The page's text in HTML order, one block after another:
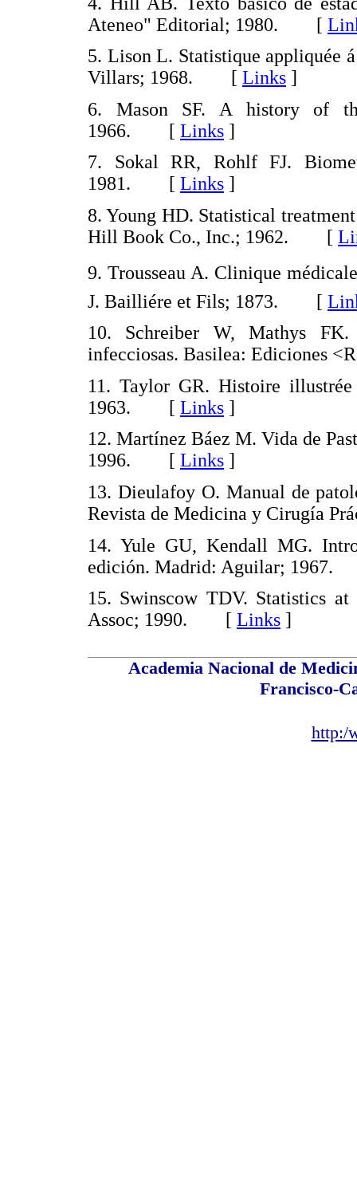
Ateneo" Editorial; 1980. [
5. Lison L. Statistique appliquée
Villars; 1968. [ Links ]
6. Mason SF. A history of
1966. [ Links ]
7. Sokal RR, Rohlf FJ.
1981. [ Links ]
8. Young HD. Statistical
Hill Book Co., Inc.; 1962. [
9. Trousseau A. Clinique
J. Bailliére et Fils; 1873. [
10. Schreiber W, Mathys
infecciosas. Basilea:
11. Taylor GR. Histoire
1963. [ Links ]
12. Martínez Báez M. Vida de
1996. [ Links ]
13. Dieulafoy O. Manual de
Revista de Medicina y Cirugía
14. Yule GU, Kendall MG.
edición. Madrid: Aguilar;
15. Swinscow TDV. Statistics
Assoc; 1990. [ Links ]
Academia Nacional de
Francisco-
http:/